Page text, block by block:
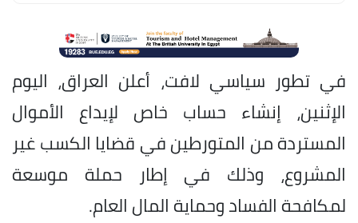
في تطور سياسي لافت، أعلن العراق، اليوم
الإثنين، إنشاء حساب خاص لإيداع الأموال
المستردة من المتورطين في قضايا الكسب غير
المشروع، وذلك في إطار حملة موسعة
لمكافحة الفساد وحماية المال العام.